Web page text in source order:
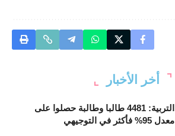
أخر الأخبار
التربية: 4481 طالبا وطالبة حصلوا على
معدل 95% فأكثر في التوجيهي